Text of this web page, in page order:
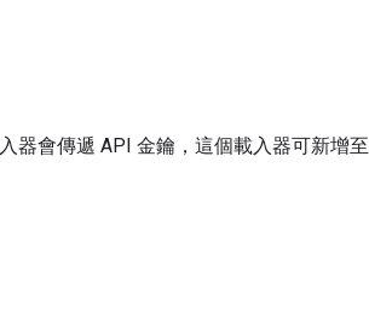
器會傳遞 API 金鑰，這個載入器可新增至